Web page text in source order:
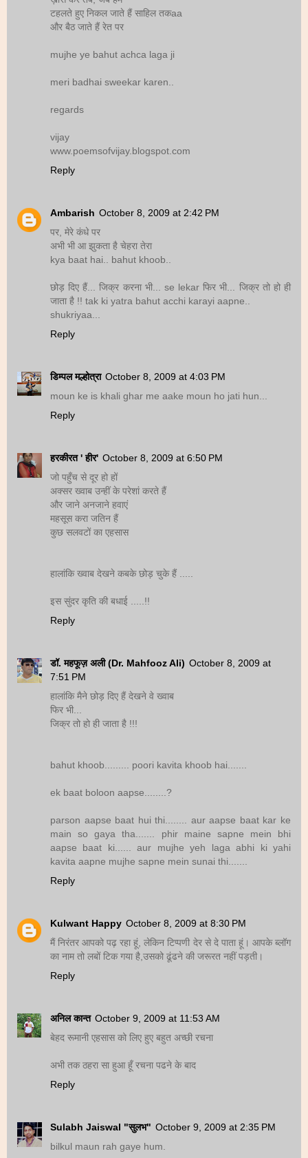
टहलते हुए निकल जाते हैं साहिल तकaa
और बैठ जाते हैं रेत पर
mujhe ye bahut achca laga ji
meri badhai sweekar karen..
regards
vijay
www.poemsofvijay.blogspot.com
Reply
Ambarish October 8, 2009 at 2:42 PM
पर, मेरे कंधे पर
अभी भी आ झुकता है चेहरा तेरा
kya baat hai.. bahut khoob..
छोड़ दिए हैं... जिक्र करना भी... se lekar फिर भी... जिक्र तो हो ही
जाता है !! tak ki yatra bahut acchi karayi aapne..
shukriyaa...
Reply
डिम्पल मल्होत्रा October 8, 2009 at 4:03 PM
moun ke is khali ghar me aake moun ho jati hun...
Reply
हरकीरत ' हीर' October 8, 2009 at 6:50 PM
जो पहुँच से दूर हो हों
अक्सर ख्वाब उन्हीं के परेशां करते हैं
और जाने अनजाने हवाएं
महसूस करा जतिन हैं
कुछ सलवटों का एहसास
हालांकि ख्वाब देखने कबके छोड़ चुके हैं .....
इस सुंदर कृति की बधाई .....!!
Reply
डॉ. महफूज़ अली (Dr. Mahfooz Ali) October 8, 2009 at
7:51 PM
हालांकि मैने छोड़ दिए हैं देखने वे ख्वाब
फिर भी...
जिक्र तो हो ही जाता है !!!
bahut khoob......... poori kavita khoob hai.......
ek baat boloon aapse........?
parson aapse baat hui thi........ aur aapse baat kar ke
main so gaya tha....... phir maine sapne mein bhi
aapse baat ki...... aur mujhe yeh laga abhi ki yahi
kavita aapne mujhe sapne mein sunai thi.......
Reply
Kulwant Happy October 8, 2009 at 8:30 PM
मैं निरंतर आपको पढ़ रहा हूं, लेकिन टिप्पणी देर से दे पाता हूं। आपके ब्लॉग
का नाम तो लबों टिक गया है,उसको ढूंढने की जरूरत नहीं पड़ती।
Reply
अनिल कान्त October 9, 2009 at 11:53 AM
बेहद रूमानी एहसास को लिए हुए बहुत अच्छी रचना
अभी तक ठहरा सा हुआ हूँ रचना पढने के बाद
Reply
Sulabh Jaiswal "सुलभ" October 9, 2009 at 2:35 PM
bilkul maun rah gaye hum.